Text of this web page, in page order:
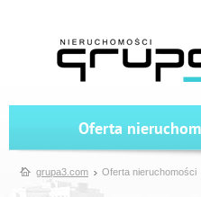
Oferta
grupa3.com Oferta nieruchomości